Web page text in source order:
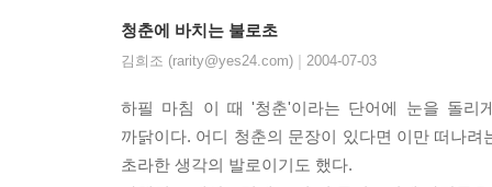
청춘에 바치는 불로초
김희조 (rarity@yes24.com) | 2004-07-03
하필 마침 이 때 '청춘'이라는 단어에 눈을 돌리
까닭이다. 어디 청춘의 문장이 있다면 이만 떠나
초라한 생각의 발로이기도 했다.